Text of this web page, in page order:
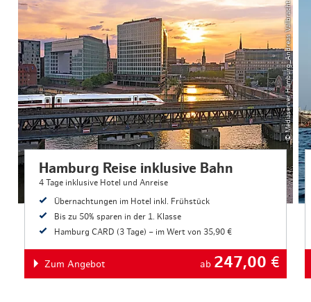
© Mediaserver Hamburg_Andreas Vallbracht
Hamburg Reise inklusive Bahn
4 Tage inklusive Hotel und Anreise
Übernachtungen im Hotel inkl. Frühstück
Bis zu 50% sparen in der 1. Klasse
Hamburg CARD (3 Tage) – im Wert von 35,90 €
Zum Angebot ab 247,00 €